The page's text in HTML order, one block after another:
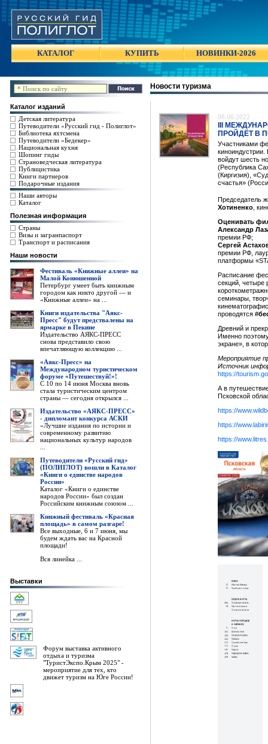
КАТАЛОГ КУПИТЬ НОВИНКИ-2026
Каталог изданий
Детская литература
Путеводители «Русский гид - Полиглот»
Библиотека яхтсмена
Путеводители «Бедекер»
Национальная кухня
Шопинг гиды
Страноведческая литература
Публицистика
Книги партнеров
Подарочные издания
Наши авторы
Каталог
Полезная информация
Страны
Визы и загранпаспорт
Транспорт и расписания
Наши новости
Фестиваль «Книжные аллеи» на
Малой Конюшенной
Петербург умеет быть книжным
городом как никто другой — и
«Книжные аллеи» на ...
Книги издательства "Аякс-
Пресс" будут предствалены на
ярмарке в Пекине
Издательство АЯКС-ПРЕСС
снова представило свою
впечатляющую коллекцию ...
«Аякс-Пресс» на
Международном туристическом
форуме «Путешествуй!»!
С 10 по 14 июня Москва вновь
стала туристическим центром
страны — сегодня открылся ...
Издательство «АЯКС-ПРЕСС»
- дипломант конкурса АСКИ
«Лучшие издания по истории и
современному развитию
национальных культур народов
Путеводители «Русский гид»
(ПОЛИГЛОТ) вошли в Каталог
«Книги о единстве народов
России»
Каталог «Книги о единстве
народов России» был создан
Российским книжным союзом ...
Книжный фестиваль «Красная
площадь» в самом разгаре!
Все выходные, 6 и 7 июня, мы
будем ждать вас на Красной
площади!
Вся линейка ...
Выставки
Форум выставка активного
отдыха и туризма
"ТуристЭкспо.Крым 2025" -
мероприятие для тех, кто
движет туризм на Юге России!
Новости туризма
08.06.2022
III
ПРОЙДЁТ В
Участниками
войдут шесть
(Республика
(Киргизия),
счастья»
Председатель
Хотиненко,
Оценивать
Александр
премии РФ;
Сергей
премии РФ,
платформы
Расписание
секций, четыре
семинары,
проводятся #
Древний и
Именно
экране», в
Мероприятие
Источник
https://
А в
Псковской
https://
https://
https://